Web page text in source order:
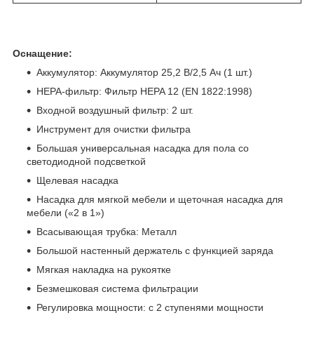
Оснащение:
Аккумулятор: Аккумулятор 25,2 В/2,5 Ач (1 шт.)
HEPA-фильтр: Фильтр HEPA 12 (EN 1822:1998)
Входной воздушный фильтр: 2 шт.
Инструмент для очистки фильтра
Большая универсальная насадка для пола со
светодиодной подсветкой
Щелевая насадка
Насадка для мягкой мебели и щеточная насадка для
мебели («2 в 1»)
Всасывающая трубка: Металл
Большой настенный держатель с функцией заряда
Мягкая накладка на рукоятке
Безмешковая система фильтрации
Регулировка мощности: с 2 ступенями мощности